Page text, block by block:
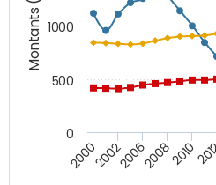
Montants (€)
20002002200620082010
0
500
1000